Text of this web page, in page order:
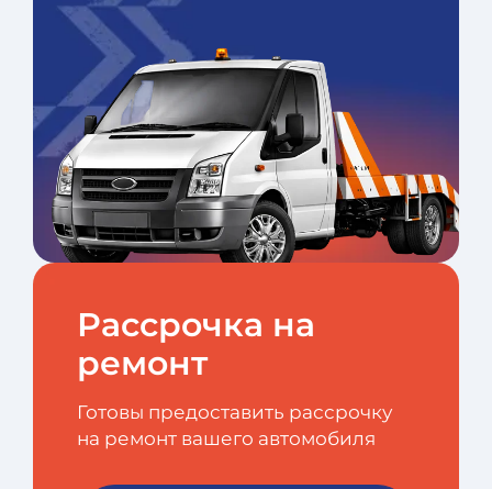
Рассрочка на
ремонт
Готовы предоставить рассрочку
на ремонт вашего автомобиля